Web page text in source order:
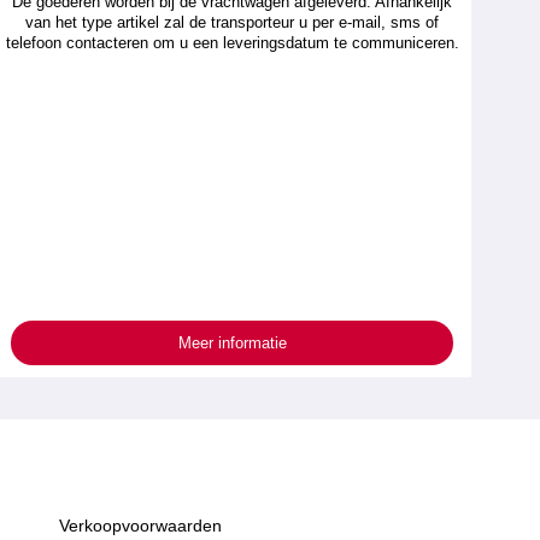
van het type artikel zal de transporteur u per e-mail, sms of
telefoon contacteren om u een leveringsdatum te communiceren.
Meer informatie
Verkoopvoorwaarden